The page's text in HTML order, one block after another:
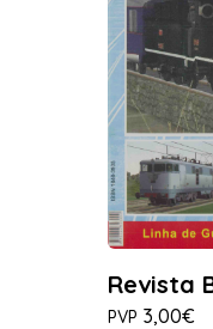
Revista
PVP 3,00€